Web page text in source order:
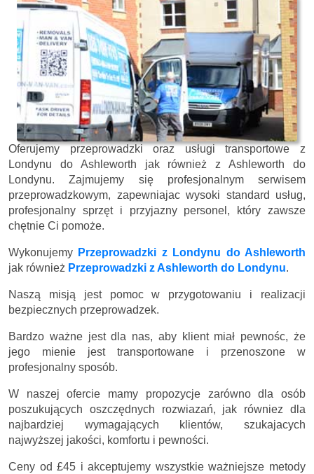
Oferujemy przeprowadzki oraz usługi transportowe z
Londynu do Ashleworth jak również z Ashleworth do
Londynu. Zajmujemy się profesjonalnym serwisem
przeprowadzkowym, zapewniajac wysoki standard usług,
profesjonalny sprzęt i przyjazny personel, który zawsze
chętnie Ci pomoże.
Wykonujemy Przeprowadzki z Londynu do Ashleworth
jak również Przeprowadzki z Ashleworth do Londynu.
Naszą misją jest pomoc w przygotowaniu i realizacji
bezpiecznych przeprowadzek.
Bardzo ważne jest dla nas, aby klient miał pewnośc, że
jego mienie jest transportowane i przenoszone w
profesjonalny sposób.
W naszej ofercie mamy propozycje zarówno dla osób
poszukujących oszczędnych rozwiazań, jak równiez dla
najbardziej wymagających klientów, szukajacych
najwyższej jakości, komfortu i pewności.
Ceny od £45 i akceptujemy wszystkie ważniejsze metody